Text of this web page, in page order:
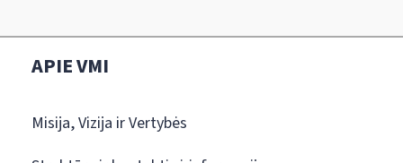
APIE VMI
Misija, Vizija ir Vertybės